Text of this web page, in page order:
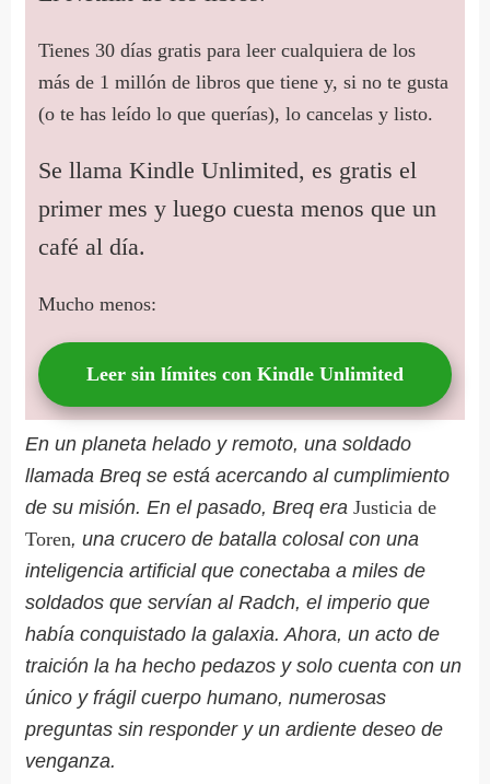
Tienes 30 días gratis para leer cualquiera de los
más de 1 millón de libros que tiene y, si no te gusta
(o te has leído lo que querías), lo cancelas y listo.
Se llama Kindle Unlimited, es gratis el
primer mes y luego cuesta menos que un
café al día.
Mucho menos:
Leer sin límites con Kindle Unlimited
En un planeta helado y remoto, una soldado
llamada Breq se está acercando al cumplimiento
de su misión. En el pasado, Breq eraJusticia de
Toren, una crucero de batalla colosal con una
inteligencia artificial que conectaba a miles de
soldados que servían al Radch, el imperio que
había conquistado la galaxia. Ahora, un acto de
traición la ha hecho pedazos y solo cuenta con un
único y frágil cuerpo humano, numerosas
preguntas sin responder y un ardiente deseo de
venganza.